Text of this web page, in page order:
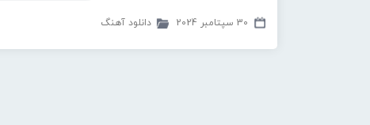
30 سپتامبر 2024 دانلود آهنگ